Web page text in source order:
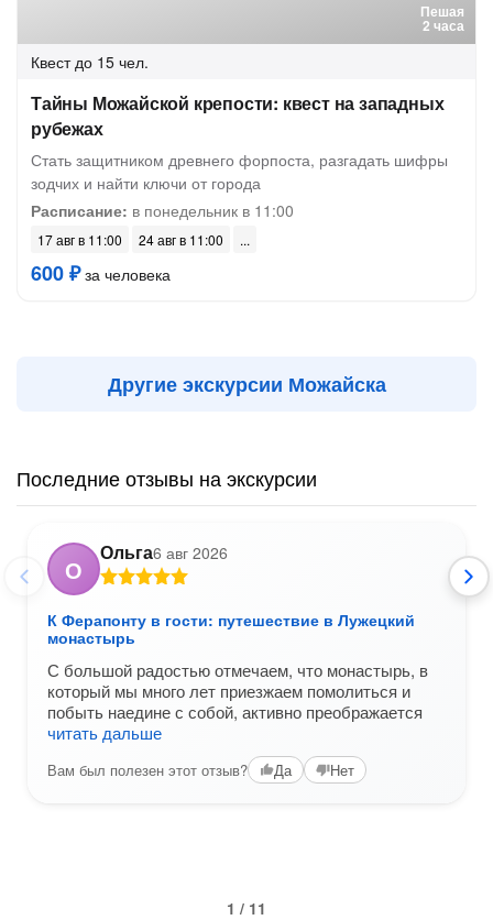
Пешая
2 часа
Квест до 15 чел.
Тайны Можайской крепости: квест на западных
рубежах
Стать защитником древнего форпоста, разгадать шифры
зодчих и найти ключи от города
Расписание: в понедельник в 11:00
17 авг в 11:00 24 авг в 11:00
600 ₽за человека
Другие экскурсии Можайска
Последние отзывы на экскурсии
О
Ольга6 авг 2026
К Ферапонту в гости: путешествие в Лужецкий
монастырь
С большой радостью отмечаем, что монастырь, в
который мы много лет приезжаем помолиться и
побыть наедине с собой, активно преображается
читать дальше
Вам был полезен этот отзыв? Да Нет
1 / 11